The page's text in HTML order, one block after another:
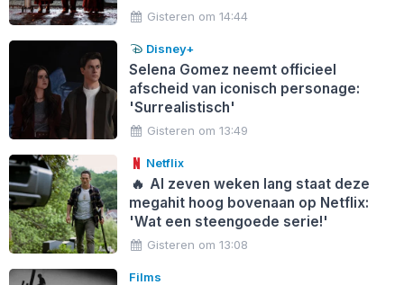
Gisteren om 14:44
Disney+
Selena Gomez neemt officieel
afscheid van iconisch personage:
'Surrealistisch'
Gisteren om 13:49
Netflix
🔥 Al zeven weken lang staat deze
megahit hoog bovenaan op Netflix:
'Wat een steengoede serie!'
Gisteren om 13:08
Films